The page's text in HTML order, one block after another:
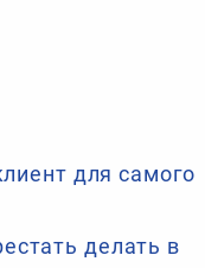
для самого
делать в